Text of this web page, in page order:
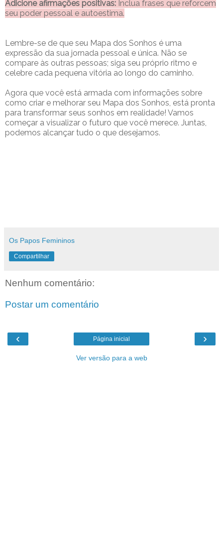
Adicione afirmações positivas: Inclua frases que reforcem
seu poder pessoal e autoestima.
Lembre-se de que seu Mapa dos Sonhos é uma
expressão da sua jornada pessoal e única. Não se
compare às outras pessoas; siga seu próprio ritmo e
celebre cada pequena vitória ao longo do caminho.
Agora que você está armada com informações sobre
como criar e melhorar seu Mapa dos Sonhos, está pronta
para transformar seus sonhos em realidade! Vamos
começar a visualizar o futuro que você merece. Juntas,
podemos alcançar tudo o que desejamos.
Os Papos Femininos
Compartilhar
Nenhum comentário:
Postar um comentário
‹ ›
Página inicial
Ver versão para a web